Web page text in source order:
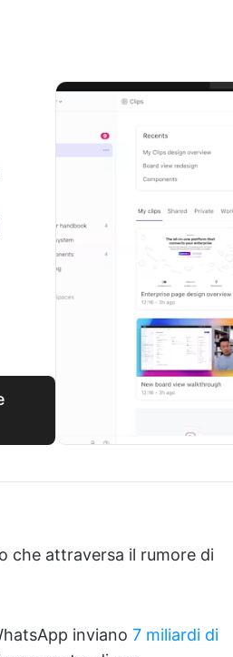
che attraversa il rumore di
inviano 7 miliardi di